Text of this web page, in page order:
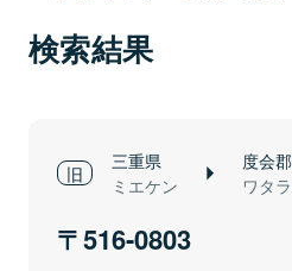
検索結果
三重県
ミエケン
度会
ワタ
516-0803